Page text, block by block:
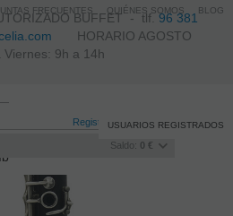
BUFFET -tlf.96 381
HORARIO AGOSTO
Viernes: 9h a 14h
Registro /Iniciar sesión
Saldo: 0 €
USUARIOS REGISTRADOS
FRECUENTES QUIÉNES SOMOS BLOG